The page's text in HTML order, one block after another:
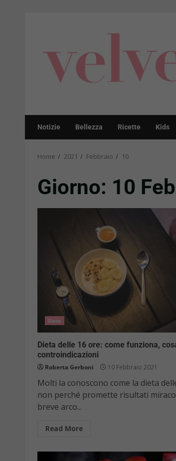
Notizie Bellezza Ricette Kids
Home 2021 Febbraio 10
Giorno: 10
Diete
Dieta delle 16 ore: come funziona,
controindicazioni
Roberta Gerboni 10 Febbraio 2021
Molti la conoscono come la dieta
non perché promette risultati
breve arco...
Read More